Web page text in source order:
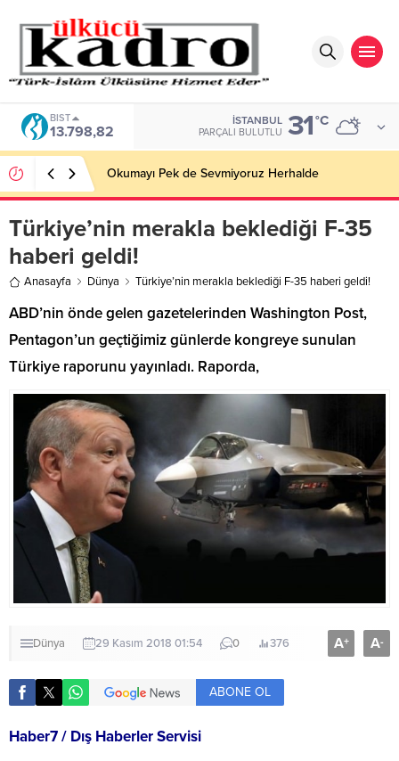
BIST
13.798,82
İSTANBUL
PARÇALI BULUTLU 31°C
Okumayı Pek de Sevmiyoruz Herhalde
Türkiye’nin merakla beklediği F-35
haberi geldi!
Anasayfa Dünya Türkiye’nin merakla beklediği F-35 haberi geldi!
ABD’nin önde gelen gazetelerinden Washington Post,
Pentagon’un geçtiğimiz günlerde kongreye sunulan
Türkiye raporunu yayınladı. Raporda,
Dünya 29 Kasım 2018 01:54 0 376 A+ A-
ABONE OL
Haber7 / Dış Haberler Servisi